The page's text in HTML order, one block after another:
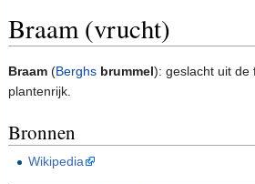
Braam (vrucht)
Braam (Berghs brummel): geslacht uit de
plantenrijk.
Bronnen
Wikipedia